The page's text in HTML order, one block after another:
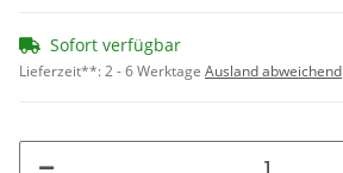
Sofort verfügbar
Lieferzeit**:2 - 6 Werktage Ausland abweichend